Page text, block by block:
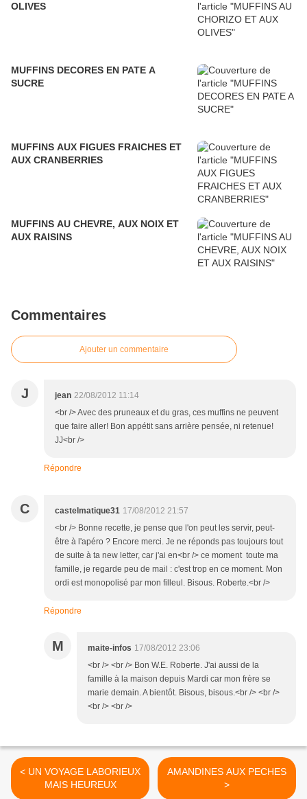
OLIVES
MUFFINS DECORES EN PATE A
SUCRE
MUFFINS AUX FIGUES FRAICHES ET
AUX CRANBERRIES
MUFFINS AU CHEVRE, AUX NOIX ET
AUX RAISINS
Commentaires
Ajouter un commentaire
J jean 22/08/2012 11:14
<br /> Avec des pruneaux et du gras, ces muffins ne peuvent
que faire aller! Bon appétit sans arrière pensée, ni retenue!
JJ<br />
Répondre
C castelmatique31 17/08/2012 21:57
<br /> Bonne recette, je pense que l'on peut les servir, peut-
être à l'apéro ? Encore merci. Je ne réponds pas toujours tout
de suite à ta new letter, car j'ai en<br /> ce moment toute ma
famille, je regarde peu de mail : c'est trop en ce moment. Mon
ordi est monopolisé par mon filleul. Bisous. Roberte.<br />
Répondre
M maite-infos 17/08/2012 23:06
<br /> <br /> Bon W.E. Roberte. J'ai aussi de la
famille à la maison depuis Mardi car mon frère se
marie demain. A bientôt. Bisous, bisous.<br /> <br />
<br /> <br />
< UN VOYAGE LABORIEUX
MAIS HEUREUX
AMANDINES AUX PECHES
>